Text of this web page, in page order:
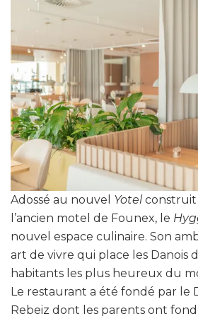
Adossé au nouvel Yotel construit
l’ancien motel de Founex, le
nouvel espace culinaire. Son
art de vivre qui place les Danois
habitants les plus heureux du
Le restaurant a été fondé par le
Rebeiz dont les parents ont